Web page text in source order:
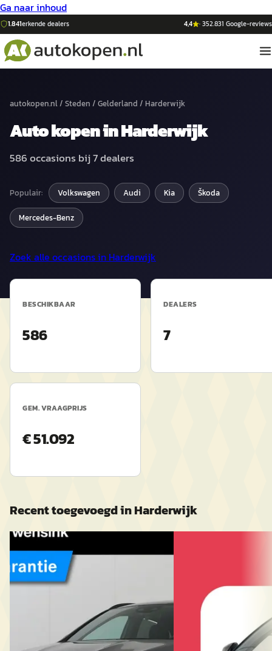
Ga naar inhoud
1.841erkende dealers 4,4 ·352.831 Google-reviews
autokopen.nl/ Steden / Gelderland / Harderwijk
Autokopen inHarderwijk
586occasions bij7dealers
Populair: Volkswagen Audi Kia Škoda
Mercedes-Benz
Zoek alle occasions in Harderwijk
BESCHIKBAAR
586
DEALERS
7
GEM. VRAAGPRIJS
€ 51.092
Recent toegevoegd inHarderwijk
Mercedes-Benz GLA
200 Business Solution AMG
€ 34.850
Marktconform
Edition
v.a. € 803/mnd